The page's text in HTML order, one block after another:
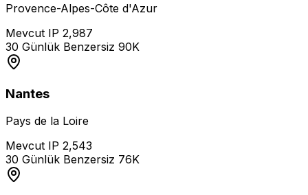
Provence-Alpes-Côte d'Azur
Mevcut IP 2,987
30 Günlük Benzersiz 90K
Nantes
Pays de la Loire
Mevcut IP 2,543
30 Günlük Benzersiz 76K